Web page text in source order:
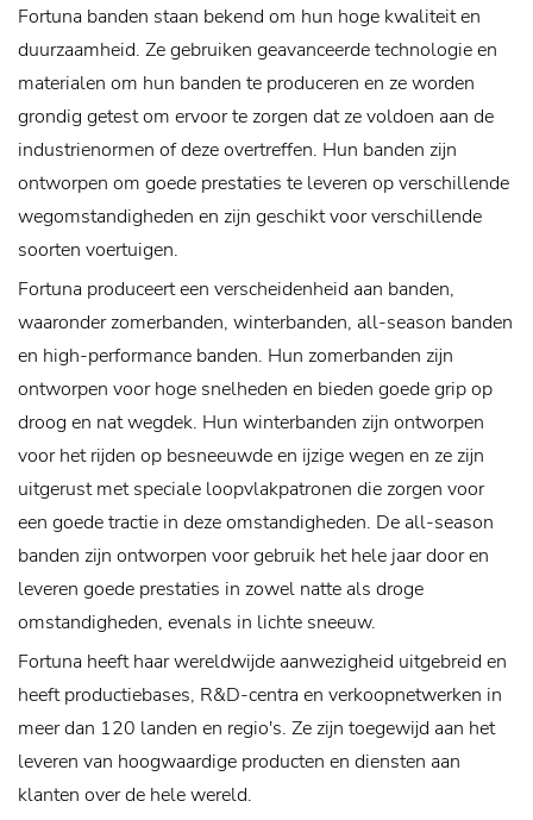
Fortuna banden staan ​​bekend om hun hoge kwaliteit en
duurzaamheid. Ze gebruiken geavanceerde technologie en
materialen om hun banden te produceren en ze worden
grondig getest om ervoor te zorgen dat ze voldoen aan de
industrienormen of deze overtreffen. Hun banden zijn
ontworpen om goede prestaties te leveren op verschillende
wegomstandigheden en zijn geschikt voor verschillende
soorten voertuigen.
Fortuna produceert een verscheidenheid aan banden,
waaronder zomerbanden, winterbanden, all-season banden
en high-performance banden. Hun zomerbanden zijn
ontworpen voor hoge snelheden en bieden goede grip op
droog en nat wegdek. Hun winterbanden zijn ontworpen
voor het rijden op besneeuwde en ijzige wegen en ze zijn
uitgerust met speciale loopvlakpatronen die zorgen voor
een goede tractie in deze omstandigheden. De all-season
banden zijn ontworpen voor gebruik het hele jaar door en
leveren goede prestaties in zowel natte als droge
omstandigheden, evenals in lichte sneeuw.
Fortuna heeft haar wereldwijde aanwezigheid uitgebreid en
heeft productiebases, R&D-centra en verkoopnetwerken in
meer dan 120 landen en regio's. Ze zijn toegewijd aan het
leveren van hoogwaardige producten en diensten aan
klanten over de hele wereld.